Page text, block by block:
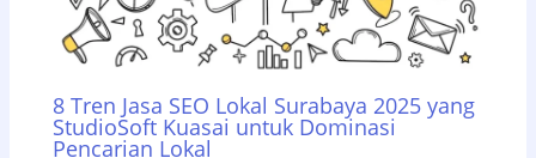
8 Tren Jasa SEO Lokal Surabaya 2025 yang
StudioSoft Kuasai untuk Dominasi
Pencarian Lokal